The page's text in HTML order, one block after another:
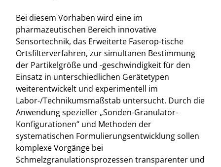
Bei diesem Vorhaben wird eine im
pharmazeutischen Bereich innovative
Sensortechnik, das Erweiterte Faserop-tische
Ortsfilterverfahren, zur simultanen Bestimmung
der Partikelgröße und -geschwindigkeit für den
Einsatz in unterschiedlichen Gerätetypen
weiterentwickelt und experimentell im
Labor-/Technikumsmaßstab untersucht. Durch die
Anwendung spezieller „Sonden-Granulator-
Konfigurationen“ und Methoden der
systematischen Formulierungsentwicklung sollen
komplexe Vorgänge bei
Schmelzgranulationsprozessen transparenter und